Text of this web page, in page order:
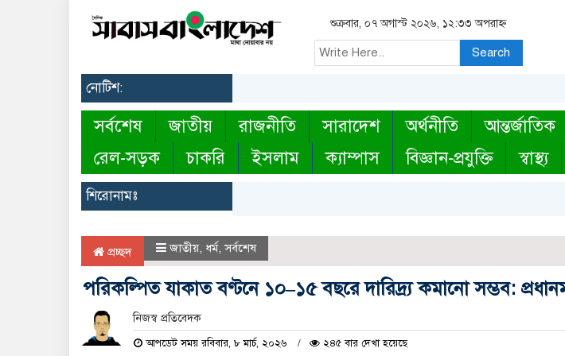
শুক্রবার, ০৭ অগাস্ট ২০২৬, ১২:৩৩ অপরাহ্ন
Search
নোটিশ:
সর্বশেষ জাতীয় রাজনীতি সারাদেশ অর্থনীতি আন্তর্জাতিক
রেল-সড়ক
চাকরি ইসলাম ক্যাম্পাস বিজ্ঞান-প্রযুক্তি স্বাস্থ্য
শিরোনামঃ
প্রচ্ছদ জাতীয়, ধর্ম,সর্বশেষ
পরিকল্পিত যাকাত বণ্টনে ১০–১৫ বছরে দারিদ্র্য কমানো সম্ভব:
নিজস্ব প্রতিবেদক
আপডেট সময় রবিবার, ৮ মার্চ, ২০২৬ ২৪৫ বার দেখা হয়েছে